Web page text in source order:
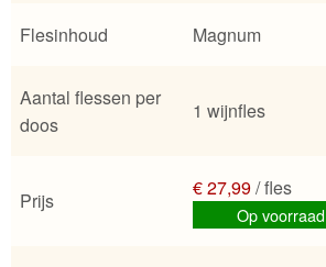
Flesinhoud Magnum
Aantal flessen per
doos
1 wijnfles
Prijs
€ 27,99/ fles
Op voorraad